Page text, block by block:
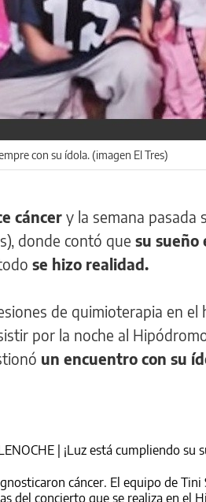
con su ídola. (imagen El Tres)
cáncer y la semana pasada
donde contó que su sueño
se hizo realidad.
de quimioterapia en el
por la noche al
un encuentro con su
| ¡Luz está cumpliendo su
cáncer. El equipo de Tini
del concierto que se realiza en el